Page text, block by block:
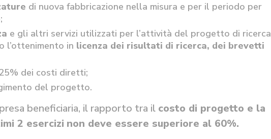
di nuova fabbricazione nella misura e per il periodo per
e gli altri servizi utilizzati per l’attività del progetto di ricerca
l’ottenimento in licenza dei risultati di ricerca, dei brevetti
dei costi diretti;
del progetto.
beneficiaria, il rapporto tra il costo di progetto e la
2 esercizi non deve essere superiore al 60%.